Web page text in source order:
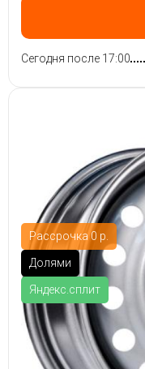
Сегодня после 17:00
Рассрочка 0 р.
Долями
Яндекс.сплит